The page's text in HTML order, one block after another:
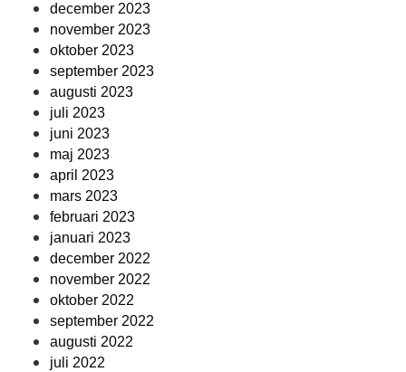
december 2023
november 2023
oktober 2023
september 2023
augusti 2023
juli 2023
juni 2023
maj 2023
april 2023
mars 2023
februari 2023
januari 2023
december 2022
november 2022
oktober 2022
september 2022
augusti 2022
juli 2022